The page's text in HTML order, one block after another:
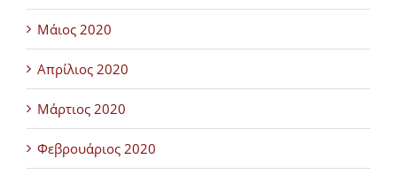
Μάιος 2020
Απρίλιος 2020
Μάρτιος 2020
Φεβρουάριος 2020